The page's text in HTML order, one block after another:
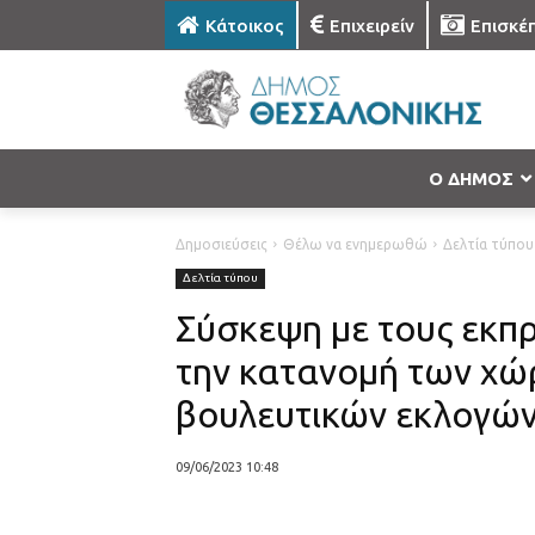
Κάτοικος Επιχειρείν
Ο ΔΗΜΟΣ
Δημοσιεύσεις Θέλω να ενημερωθώ Δελτία τύπου
Δελτία τύπου
Σύσκεψη με τους
την κατανομή των
βουλευτικών
09/06/2023 10:48